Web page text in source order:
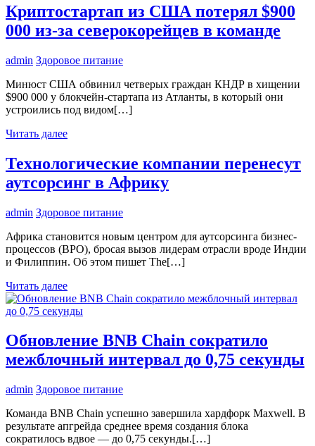
Криптостартап из США потерял $900
000 из-за северокорейцев в команде
admin Здоровое питание
Минюст США обвинил четверых граждан КНДР в хищении
$900 000 у блокчейн-стартапа из Атланты, в который они
устроились под видом[…]
Читать далее
Технологические компании перенесут
аутсорсинг в Африку
admin Здоровое питание
Африка становится новым центром для аутсорсинга бизнес-
процессов (BPO), бросая вызов лидерам отрасли вроде Индии
и Филиппин. Об этом пишет The[…]
Читать далее
Обновление BNB Chain сократило
межблочный интервал до 0,75 секунды
admin Здоровое питание
Команда BNB Chain успешно завершила хардфорк Maxwell. В
результате апгрейда среднее время создания блока
сократилось вдвое — до 0,75 секунды.[…]